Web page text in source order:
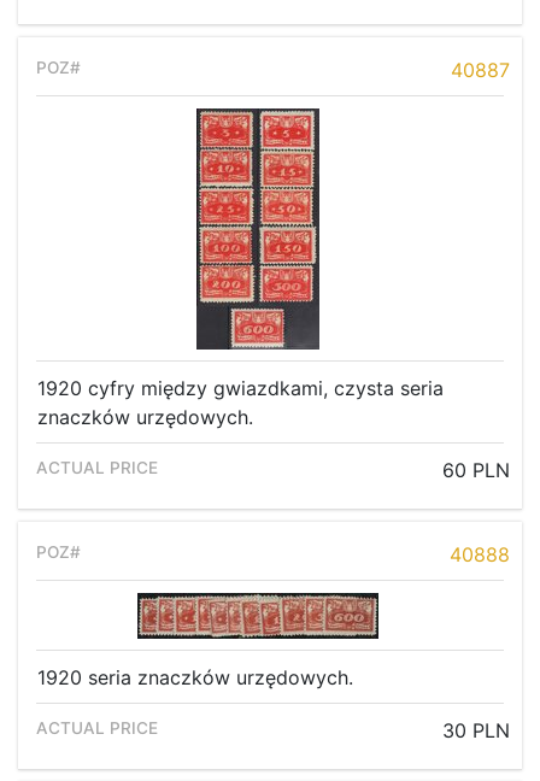
40887
1920 cyfry między gwiazdkami, czysta seria
znaczków urzędowych.
60 PLN
40888
1920 seria znaczków urzędowych.
30 PLN